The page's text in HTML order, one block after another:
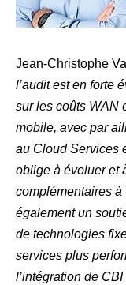
Jean-Christophe
l’audit est en forte
sur les coûts WAN
mobile, avec par
au Cloud Services
oblige à évoluer et
complémentaires
également un
de technologies
services plus
l’intégration de